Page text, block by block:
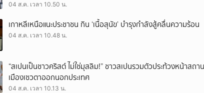
04 ส.ค. เวลา 10.50 น.
เกาหลีเหนือแนะประชาชน กิน ‘เนื้อสุนัข’ บำรุงกำลังสู้คลื่นความร้อน
04 ส.ค. เวลา 10.48 น.
“สเปนเป็นชาวคริสต์ ไม่ใช่มุสลิม!” ชาวสเปนรวมตัวประท้วงหน้าสถ
เมืองเซวตาออกนอกประเทศ
04 ส.ค. เวลา 10.13 น.